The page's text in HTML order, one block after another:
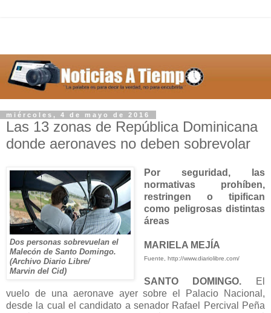
miércoles, 4 de mayo de 2016
Las 13 zonas de República Dominicana
donde aeronaves no deben sobrevolar
Dos personas sobrevuelan el
Malecón de Santo Domingo.
(Archivo Diario Libre/
Marvin del Cid)
Por seguridad, las
normativas prohíben,
restringen o tipifican
como peligrosas distintas
áreas
MARIELA MEJÍA
Fuente, http://www.diariolibre.com/
SANTO DOMINGO. El
vuelo de una aeronave ayer sobre el Palacio Nacional,
desde la cual el candidato a senador Rafael Percival Peña